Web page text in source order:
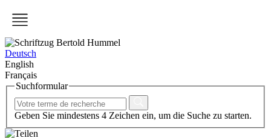
Deutsch
English
Français
Suchformular
Geben Sie mindestens 4 Zeichen ein, um die Suche zu starten.